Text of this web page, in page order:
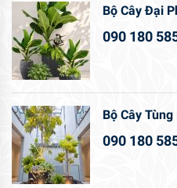
Bộ Cây Đại
090 180
Bộ Cây
090 180